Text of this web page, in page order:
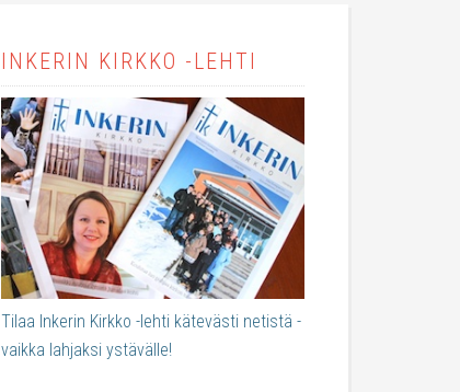
INKERIN KIRKKO -LEHTI
Tilaa Inkerin Kirkko -lehti kätevästi netistä -
vaikka lahjaksi ystävälle!